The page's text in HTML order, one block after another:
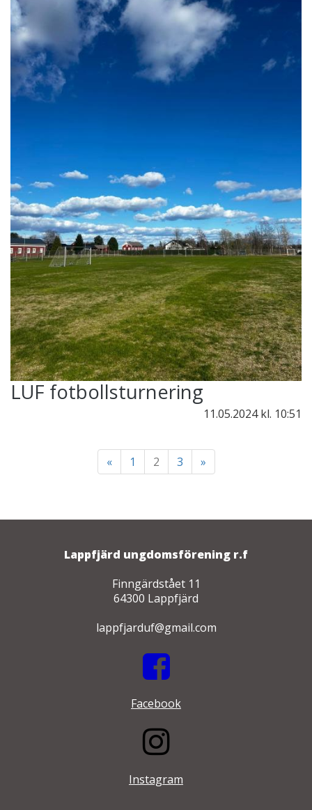
LUF fotbollsturnering
11.05.2024kl. 10:51
« 1 2 3 »
Lappfjärd ungdomsförening r.f
Finngärdstået 11
64300 Lappfjärd
lappfjarduf@gmail.com
Facebook
Instagram